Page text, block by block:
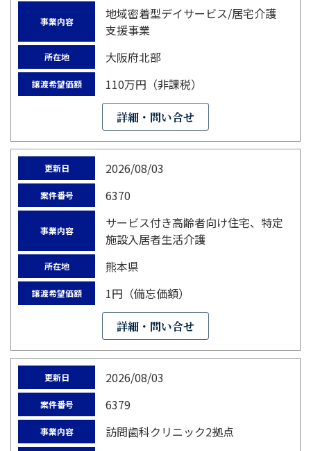
事業内容
地域密着型デイサービス/居宅介護
支援事業
所在地 大阪府北部
譲渡希望価額 110万円（非課税）
詳細・問い合せ
更新日 2026/08/03
案件番号 6370
事業内容
サービス付き高齢者向け住宅、特定
施設入居者生活介護
所在地 熊本県
譲渡希望価額 1円（備忘価額）
詳細・問い合せ
更新日 2026/08/03
案件番号 6379
事業内容
訪問歯科クリニック2拠点